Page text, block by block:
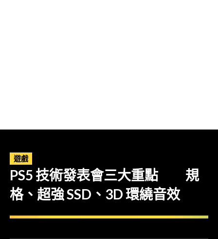
遊戲
PS5 技術發表會三大重點 規
格、超強 SSD、3D 環繞音效